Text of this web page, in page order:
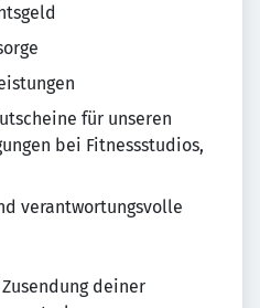
für unseren
bei Fitnessstudios,
verantwortungsvolle
deiner